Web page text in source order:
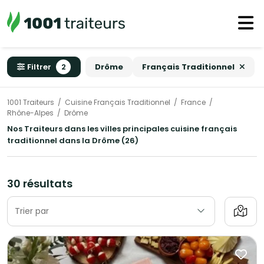
Filtrer 2 Drôme Français Traditionnel
1001 Traiteurs Cuisine Français Traditionnel
France
Rhône-Alpes
Drôme
Nos Traiteurs dans les villes principales cuisine français
traditionnel dans la Drôme (26)
30 résultats
Trier par